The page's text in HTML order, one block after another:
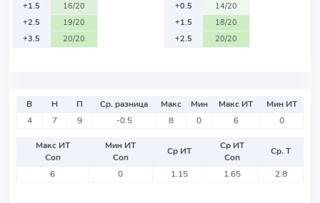
+1.5
16/20
+2.5
19/20
+3.5
20/20
+0.5
14/20
+1.5
18/20
+2.5
20/20
В Н П Ср. разница Макс Мин Макс ИТ
Мин ИТ
4
7 9 -0.5 8 0 6 0
Макс ИТ
Соп
Мин ИТ
Соп
Ср ИТ
Ср ИТ
Соп
Ср. Т
6
0 1.15 1.65 2.8